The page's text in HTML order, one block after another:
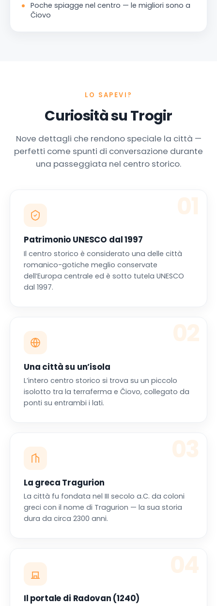
Poche spiagge nel centro — le migliori sono a
Čiovo
LO SAPEVI?
Curiosità su Trogir
Nove dettagli che rendono speciale la città —
perfetti come spunti di conversazione durante
una passeggiata nel centro storico.
Patrimonio UNESCO dal 1997
Il centro storico è considerato una delle città
romanico-gotiche meglio conservate
dell’Europa centrale ed è sotto tutela UNESCO
dal 1997.
Una città su un’isola
L’intero centro storico si trova su un piccolo
isolotto tra la terraferma e Čiovo, collegato da
ponti su entrambi i lati.
La greca Tragurion
La città fu fondata nel III secolo a.C. da coloni
greci con il nome di Tragurion — la sua storia
dura da circa 2300 anni.
Il portale di Radovan (1240)